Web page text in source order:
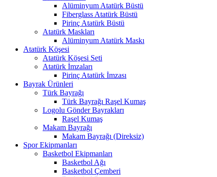
Alüminyum Atatürk Büstü
Fiberglass Atatürk Büstü
Pirinç Atatürk Büstü
Atatürk Maskları
Alüminyum Atatürk Maskı
Atatürk Köşesi
Atatürk Köşesi Seti
Atatürk İmzaları
Pirinç Atatürk İmzası
Bayrak Ürünleri
Türk Bayrağı
Türk Bayrağı Raşel Kumaş
Logolu Gönder Bayrakları
Raşel Kumaş
Makam Bayrağı
Makam Bayrağı (Direksiz)
Spor Ekipmanları
Basketbol Ekipmanları
Basketbol Ağı
Basketbol Çemberi